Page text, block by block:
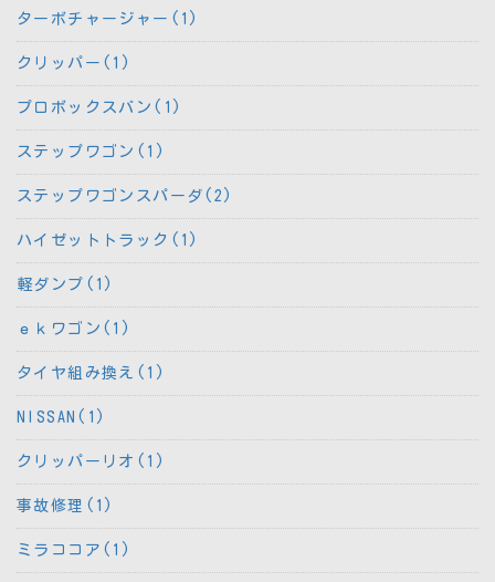
ターボチャージャー(1)
クリッパー(1)
プロボックスバン(1)
ステップワゴン(1)
ステップワゴンスパーダ(2)
ハイゼットトラック(1)
軽ダンプ(1)
ｅｋワゴン(1)
タイヤ組み換え(1)
NISSAN(1)
クリッパーリオ(1)
事故修理(1)
ミラココア(1)